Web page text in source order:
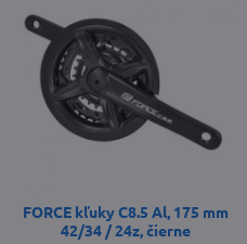
FORCE kľuky C8.5 Al, 175 mm
42/34 / 24z, čierne